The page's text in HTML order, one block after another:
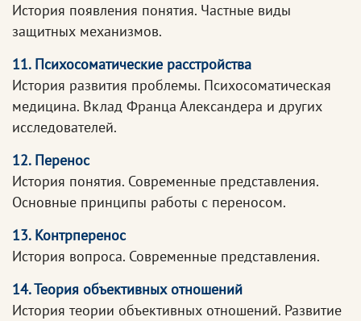
История появления понятия. Частные виды
защитных механизмов.
11. Психосоматические расстройства
История развития проблемы. Психосоматическая
медицина. Вклад Франца Александера и других
исследователей.
12. Перенос
История понятия. Современные представления.
Основные принципы работы с переносом.
13. Контрперенос
История вопроса. Современные представления.
14. Теория объективных отношений
История теории объективных отношений. Развитие